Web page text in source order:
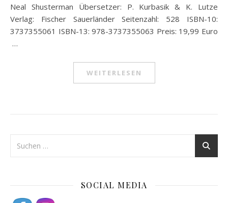
Neal Shusterman Übersetzer: P. Kurbasik & K. Lutze
Verlag: Fischer Sauerländer Seitenzahl: 528 ISBN-10:
3737355061 ISBN-13: 978-3737355063 Preis: 19,99 Euro
…
WEITERLESEN
SOCIAL MEDIA